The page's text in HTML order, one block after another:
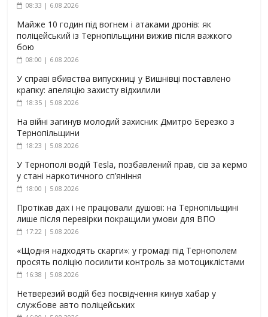
08:33 | 6.08.2026
Майже 10 годин під вогнем і атаками дронів: як
поліцейський із Тернопільщини вижив після важкого
бою
08:00 | 6.08.2026
У справі вбивства випускниці у Вишнівці поставлено
крапку: апеляцію захисту відхилили
18:35 | 5.08.2026
На війні загинув молодий захисник Дмитро Березко з
Тернопільщини
18:23 | 5.08.2026
У Тернополі водій Tesla, позбавлений прав, сів за кермо
у стані наркотичного сп’яніння
18:00 | 5.08.2026
Протікав дах і не працювали душові: на Тернопільщині
лише після перевірки покращили умови для ВПО
17:22 | 5.08.2026
«Щодня надходять скарги»: у громаді під Тернополем
просять поліцію посилити контроль за мотоциклістами
16:38 | 5.08.2026
Нетверезий водій без посвідчення кинув хабар у
службове авто поліцейських